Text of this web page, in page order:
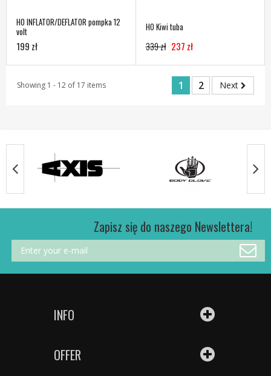
HO INFLATOR/DEFLATOR pompka 12
volt
199 zł
HO Kiwi tuba
339 zł 237 zł
Showing 1 - 12 of 17 items 1 2 Next
Zapisz się do naszego Newslettera!
INFO
OFFER